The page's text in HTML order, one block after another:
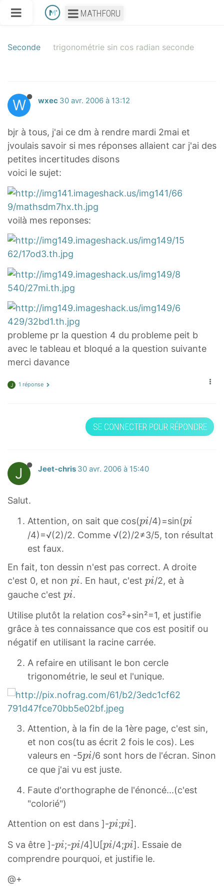
MATHFORU
Seconde trigonométrie sin cos radian seconde
W wxec 30 avr. 2006 à 13:12
bjr à tous, j'ai ce dm à rendre mardi 2mai et
jvoulais savoir si mes réponses allaient car j'ai des
petites incertitudes disons
voici le sujet:
voilà mes reponses:
probleme pr la question 4 du probleme peit b
avec le tableau et bloqué a la question suivante
merci davance
J 1 réponse
SE CONNECTER POUR RÉPONDRE
J Jeet-chris 30 avr. 2006 à 15:40
Salut.
Attention, on sait que cos(p
i
pi/4)=sin(p
i
pi
/4)=√(2)/2. Comme √(2)/2≠3/5, ton résultat
est faux.
En fait, ton dessin n'est pas correct. A droite
c'est 0, et non p
i
i
pi. En haut, c'est p
i
pi/2, et à
gauche c'est p
p
i
pi.
Utilise plutôt la relation cos²+sin²=1, et justifie
grâce à tes connaissance que cos est positif ou
négatif en utilisant la racine carrée.
A refaire en utilisant le bon cercle
trigonométrie, le seul et l'unique.
Attention, à la fin de la 1ère page, c'est sin,
et non cos(tu as écrit 2 fois le cos). Les
valeurs en -5p
i
i
pi/6 sont hors de l'écran. Sinon
ce que j'ai vu est juste.
Faute d'orthographe de l'énoncé...(c'est
"colorié")
Attention on est dans ]-p
p
i
pi;p
p
i
pi].
S va être ]-p
i
pi;-p
i
pi/4]U[p
i
pi/4;p
i
pi]. Essaie de
comprendre pourquoi, et justifie le.
@+